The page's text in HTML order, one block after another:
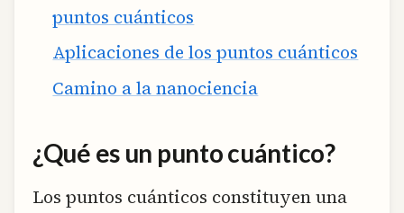
puntos cuánticos
Aplicaciones de los puntos cuánticos
Camino a la nanociencia
¿Qué es un punto cuántico?
Los puntos cuánticos constituyen una